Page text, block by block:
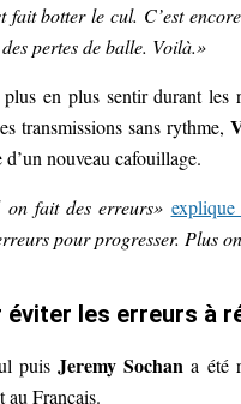
fait botter le cul. C’est
pertes de balle. Voilà.»
en plus sentir durant les
transmissions sans rythme,
nouveau cafouillage.
on fait des erreurs»
pour progresser. Plus
éviter les erreurs à
puisJeremy Sochan a été
au Français.